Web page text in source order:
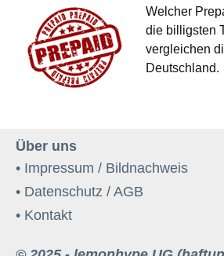
Welcher
die billigsten
vergleichen
Deutschland.
Über uns
• Impressum / Bildnachweis
• Datenschutz / AGB
• Kontakt